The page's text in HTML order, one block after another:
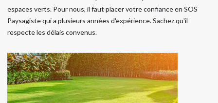
espaces verts. Pour nous, il faut placer votre confiance en SOS
Paysagiste qui a plusieurs années d'expérience. Sachez qu'il
respecte les délais convenus.